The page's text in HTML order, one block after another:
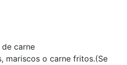
de carne
mariscos o carne fritos.(Se